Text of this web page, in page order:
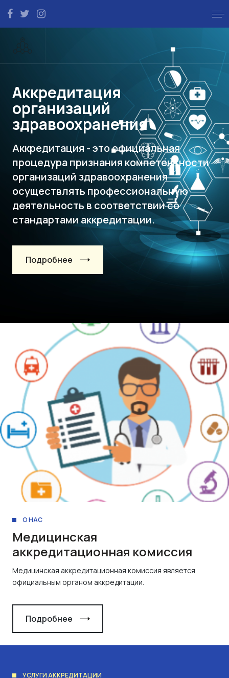
Аккредитация
организаций
здравоохранения
Аккредитация - это официальная
процедура признания компетентности
организаций здравоохранения
осуществлять профессиональную
деятельность в соответствии со
стандартами аккредитации.
Подробнее
О НАС
Медицинская
аккредитационная комиссия
Медицинская аккредитационная комиссия является
официальным органом аккредитации.
Подробнее
УСЛУГИ АККРЕДИТАЦИИ